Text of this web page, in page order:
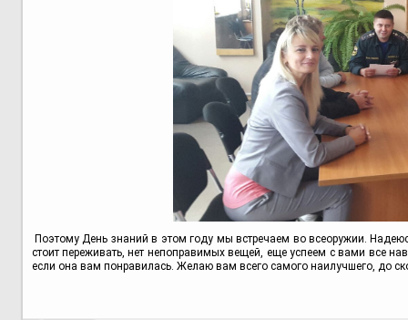
Поэтому День знаний в этом году мы встречаем во всеоружии.
стоит переживать, нет непоправимых вещей, еще успеем с вами все
если она вам понравилась. Желаю вам всего самого наилучшего, до